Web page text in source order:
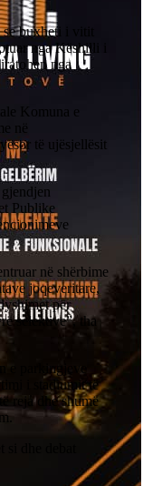
buxheti i vitit
nga Këshilli i
nga
Komuna e
në
të ujësjellësit
Publike
në shërbime
joqeveritare,
për
selektive”, tha
parkingjeve
i stadiumit të
reja dhe shumë
dhe debat